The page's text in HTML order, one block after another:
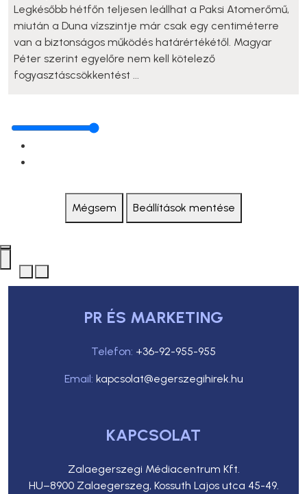
Legkésőbb hétfőn teljesen leállhat a Paksi Atomerőmű,
miután a Duna vízszintje már csak egy centiméterre
van a biztonságos működés határértékétől. Magyar
Péter szerint egyelőre nem kell kötelező
fogyasztáscsökkentést ...
Mégsem Beállítások mentése
PR ÉS MARKETING
Telefon: +36-92-955-955
Email: kapcsolat@egerszegihirek.hu
KAPCSOLAT
Zalaegerszegi Médiacentrum Kft.
HU–8900 Zalaegerszeg, Kossuth Lajos utca 45-49.